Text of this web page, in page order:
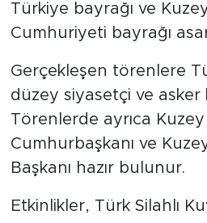
Türkiye bayrağı ve Kuzey
Cumhuriyeti bayrağı
Gerçekleşen törenlere
düzey siyasetçi ve asker
Törenlerde ayrıca Kuzey
Cumhurbaşkanı ve
Başkanı hazır bulunur.
Etkinlikler, Türk Silahlı